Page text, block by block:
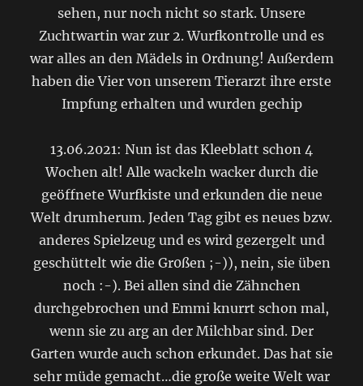
sehen, nur noch nicht so stark. Unsere
Zuchtwartin war zur 2. Wurfkontrolle und es
war alles an den Mädels in Ordnung! Außerdem
haben die Vier von unserem Tierarzt ihre erste
Impfung erhalten und wurden gechip
13.06.2021: Nun ist das Kleeblatt schon 4
Wochen alt! Alle wackeln wacker durch die
geöffnete Wurfkiste und erkunden die neue
Welt drumherum. Jeden Tag gibt es neues bzw.
anderes Spielzeug und es wird gezergelt und
geschüttelt wie die Gr0ßen ;-)), nein, sie üben
noch :-). Bei allen sind die Zähnchen
durchgebrochen und Emmi knurrt schon mal,
wenn sie zu arg an der Milchbar sind. Der
Garten wurde auch schon erkundet. Das hat sie
sehr müde gemacht…die große weite Welt war